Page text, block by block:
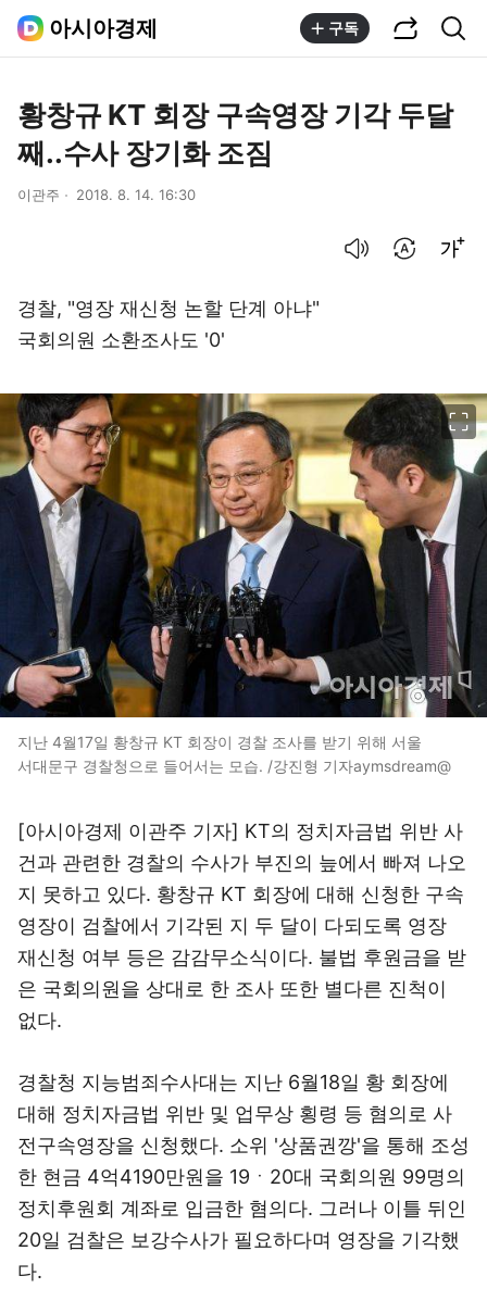
아시아경제 구독
황창규 KT 회장 구속영장 기각 두달
째..수사 장기화 조짐
이관주 2018. 8. 14. 16:30
경찰, "영장 재신청 논할 단계 아냐"
국회의원 소환조사도 '0'
지난 4월17일 황창규 KT 회장이 경찰 조사를 받기 위해 서울
서대문구 경찰청으로 들어서는 모습. /강진형 기자aymsdream@
[아시아경제 이관주 기자] KT의 정치자금법 위반 사
건과 관련한 경찰의 수사가 부진의 늪에서 빠져 나오
지 못하고 있다. 황창규 KT 회장에 대해 신청한 구속
영장이 검찰에서 기각된 지 두 달이 다되도록 영장
재신청 여부 등은 감감무소식이다. 불법 후원금을 받
은 국회의원을 상대로 한 조사 또한 별다른 진척이
없다.
경찰청 지능범죄수사대는 지난 6월18일 황 회장에
대해 정치자금법 위반 및 업무상 횡령 등 혐의로 사
전구속영장을 신청했다. 소위 '상품권깡'을 통해 조성
한 현금 4억4190만원을 19ㆍ20대 국회의원 99명의
정치후원회 계좌로 입금한 혐의다. 그러나 이틀 뒤인
20일 검찰은 보강수사가 필요하다며 영장을 기각했
다.